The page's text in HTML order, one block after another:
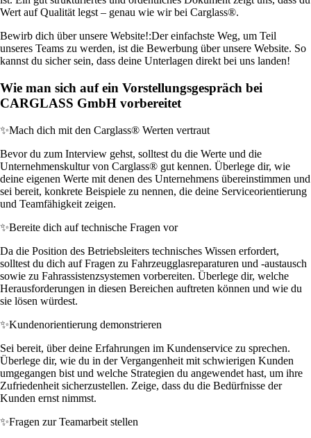
Wert auf Qualität legst – genau wie wir bei Carglass®.
Bewirb dich über unsere Website!:Der einfachste Weg, um Teil
unseres Teams zu werden, ist die Bewerbung über unsere Website. So
kannst du sicher sein, dass deine Unterlagen direkt bei uns landen!
Wie man sich auf ein Vorstellungsgespräch bei
CARGLASS GmbH vorbereitet
✨Mach dich mit den Carglass® Werten vertraut
Bevor du zum Interview gehst, solltest du die Werte und die
Unternehmenskultur von Carglass® gut kennen. Überlege dir, wie
deine eigenen Werte mit denen des Unternehmens übereinstimmen und
sei bereit, konkrete Beispiele zu nennen, die deine Serviceorientierung
und Teamfähigkeit zeigen.
✨Bereite dich auf technische Fragen vor
Da die Position des Betriebsleiters technisches Wissen erfordert,
solltest du dich auf Fragen zu Fahrzeugglasreparaturen und -austausch
sowie zu Fahrassistenzsystemen vorbereiten. Überlege dir, welche
Herausforderungen in diesen Bereichen auftreten können und wie du
sie lösen würdest.
✨Kundenorientierung demonstrieren
Sei bereit, über deine Erfahrungen im Kundenservice zu sprechen.
Überlege dir, wie du in der Vergangenheit mit schwierigen Kunden
umgegangen bist und welche Strategien du angewendet hast, um ihre
Zufriedenheit sicherzustellen. Zeige, dass du die Bedürfnisse der
Kunden ernst nimmst.
✨Fragen zur Teamarbeit stellen